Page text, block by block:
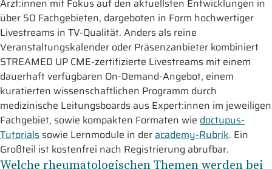
Ärzt:innen mit Fokus auf den aktuellsten Entwicklungen in
über 50 Fachgebieten, dargeboten in Form hochwertiger
Livestreams in TV-Qualität. Anders als reine
Veranstaltungskalender oder Präsenzanbieter kombiniert
STREAMED UP CME-zertifizierte Livestreams mit einem
dauerhaft verfügbaren On-Demand-Angebot, einem
kuratierten wissenschaftlichen Programm durch
medizinische Leitungsboards aus Expert:innen im jeweiligen
Fachgebiet, sowie kompakten Formaten wie doctupus-
Tutorials sowie Lernmodule in deracademy-Rubrik. Ein
Großteil ist kostenfrei nach Registrierung abrufbar.
Welche rheumatologischen Themen werden bei